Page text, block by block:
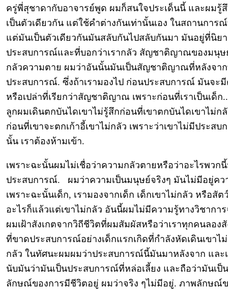
ครู่พี่สุชาดากับอาจารย์พูด ผมก็สนใจประเด็นนี้ และผมรู้
เป็นตัวเดียวกัน แต่ใช้คำต่างกันเท่านั้นเอง ในสถานการ
แต่มันเป็นตัวเดียวกันมันสลับกันไปสลับกันมา มันอยู่ที่นิย
ประสบการณ์และที่บอกว่าเรากลัว สัญชาติญาณของมนุ
กลัวความตาย ผมว่าอันนั้นมันเป็นสัญชาติญาณที่หลังจาก
ประสบการณ์. ซึ่งถ้าเรามองไป ก่อนประสบการณ์ มันจะ
หรือเปล่าที่เรียกว่าสัญชาติญาณ เพราะก่อนที่เราเป็นเด็ก
ลูกผมเดินตกบันไดเขาไม่รู้สึกก่อนที่เขาตกบันไดเขาไม่ก
ก่อนที่เขาจะตกเก้าอี้เขาไม่กลัว เพราะว่าเขาไม่มีประสบ
นั้น เราต้องห้ามเข้า.
เพราะฉะนั้นผมไม่เชื่อว่าความกลัวตายหรือว่าอะไรพวก
ประสบการณ์. ผมว่าความเป็นมนุษย์จริงๆ มันไม่มีอยู่คว
เพราะฉะนั้นเด็ก, เรามองจากเด็ก เด็กเขาไม่กลัว หรือสัต
อะไรก็แล้วแต่เขาไม่กลัว อันนี้ผมไม่มีความรู้ทางวิชากา
ผมเฝ้าสังเกตจากวิถีชีวิตที่ผมสัมผัสหรือว่าเราทุกคนลองสั
ที่ขาดประสบการณ์อย่างเด็กแรกเกิดที่กำลังหัดเดินเขาไ
กลัว ในทัศนะผมผมว่าประสบการณ์นี้มันมาหลังจาก และเ
นับมันว่ามันเป็นประสบการณ์ที่หล่อเลี้ยง และถือว่ามันเป็
ลักษณ์ของการมีชีวิตอยู่ ผมว่าจริง ๆไม่มีอยู่. ภาพลักษณ์